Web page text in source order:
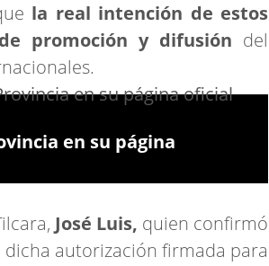
la real intención de estos
promoción y difusión del
en su página
José Luis, quien confirmó
autorización firmada para